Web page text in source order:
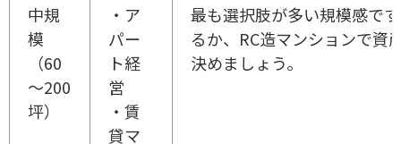
中規
模
（60
～200
坪）
・ア
パー
ト経
営
・賃
貸マ
最も選択肢が多い規模感で
るか、RC造マンションで資
決めましょう。